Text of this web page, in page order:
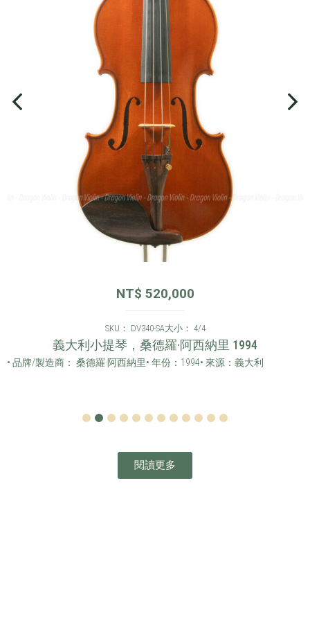
NT$ 520,000
SKU： DV340-SA大小： 4/4
義大利小提琴，桑德羅·阿西納里 1994
• 品牌/製造商： 桑德羅·阿西納里• 年份：1994• 來源：義大利
4 5 6 7 8 9 101112
閱讀更多